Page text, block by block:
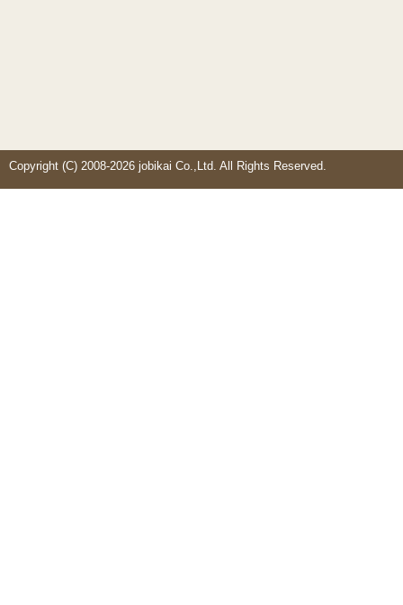
Copyright (C) 2008-2026 jobikai Co.,Ltd. All Rights Reserved.